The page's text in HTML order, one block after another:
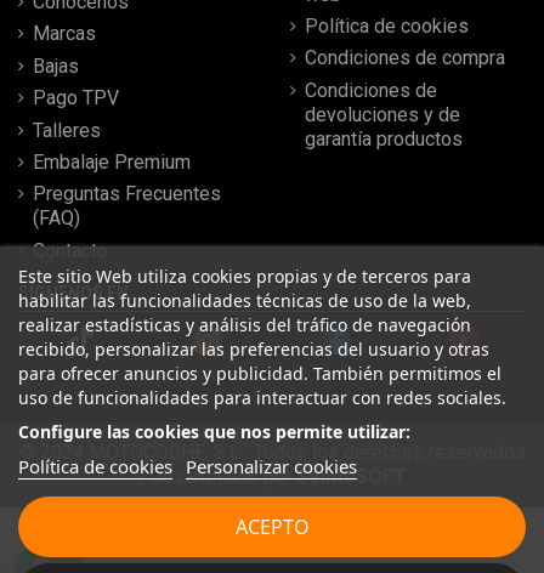
Leer más reseñas
Marcas
Bajas
Pago TPV
Talleres
Embalaje Premium
Preguntas Frecuentes
(FAQ)
Contacto
Política de cookies
Condiciones de compra
Condiciones de
devoluciones y de
garantía productos
Este sitio Web utiliza cookies propias y de terceros para
habilitar las funcionalidades técnicas de uso de la web,
realizar estadísticas y análisis del tráfico de navegación
recibido, personalizar las preferencias del usuario y otras
para ofrecer anuncios y publicidad. También permitimos el
uso de funcionalidades para interactuar con redes sociales.
Configure las cookies que nos permite utilizar:
Política de cookies Personalizar cookies
ACEPTO
SÍGUENOS EN
| Desarrollado porSeintoSOFT